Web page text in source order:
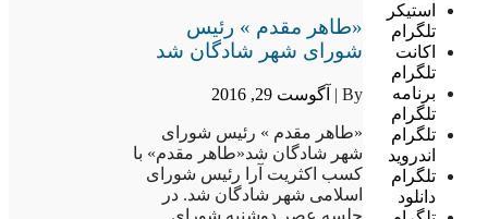
استیکر
تلگرام
اکانت
تلگرام
برنامه
تلگرام
تلگرام
اندروید
تلگرام
دانلود
«طاهر مقدم » رئیس
شورای شهر شادگان شد
By | آگوست 29, 2016
«طاهر مقدم » رئیس شورای
شهر شادگان شد«طاهر مقدم» با
کسب اکثریت آرا رئیس شورای
اسلامی شهر شادگان شد. در
جلسه عصر دوشنبه شورای